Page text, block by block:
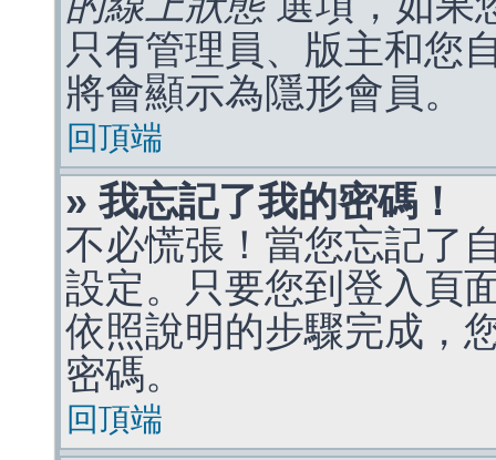
只有管理員、版主和您
將會顯示為隱形會員。
回頂端
» 我忘記了我的密碼！
不必慌張！當您忘記了
設定。只要您到登入頁
依照說明的步驟完成，
密碼。
回頂端